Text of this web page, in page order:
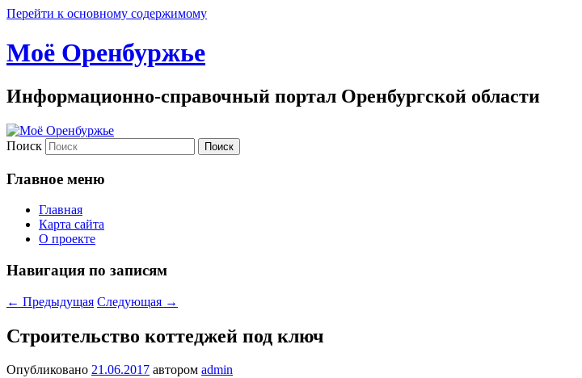
Перейти к основному содержимому
Моё Оренбуржье
Информационно-справочный портал Оренбургской области
Поиск
Главное меню
Главная
Карта сайта
О проекте
Навигация по записям
← Предыдущая Следующая →
Строительство коттеджей под ключ
Опубликовано 21.06.2017 автором admin